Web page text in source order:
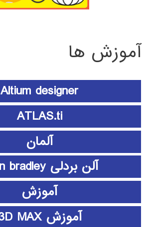
آموزش ها
Altium designer
ATLAS.ti
آلمان
آلن بردلی Allen bradley
آموزش
آموزش 3D MAX